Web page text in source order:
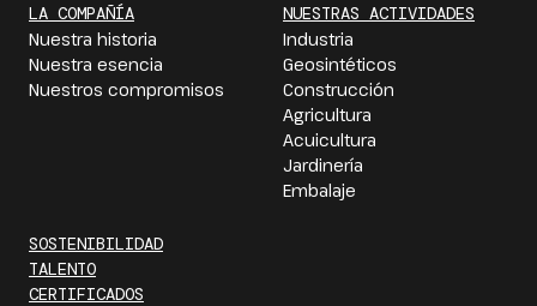
LA COMPAÑÍA
Nuestra historia
Nuestra esencia
Nuestros compromisos
NUESTRAS ACTIVIDADES
Industria
Geosintéticos
Construcción
Agricultura
Acuicultura
Jardinería
Embalaje
SOSTENIBILIDAD
TALENTO
CERTIFICADOS